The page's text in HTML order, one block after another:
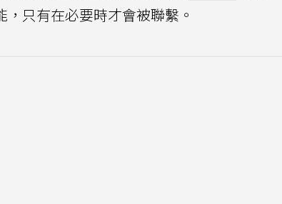
，只有在必要時才會被聯繫。